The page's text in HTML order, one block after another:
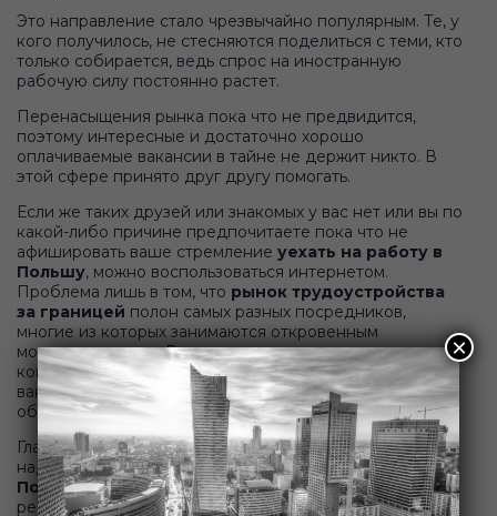
Это направление стало чрезвычайно популярным. Те, у
кого получилось, не стесняются поделиться с теми, кто
только собирается, ведь спрос на иностранную
рабочую силу постоянно растет.
Перенасыщения рынка пока что не предвидится,
поэтому интересные и достаточно хорошо
оплачиваемые вакансии в тайне не держит никто. В
этой сфере принято друг другу помогать.
Если же таких друзей или знакомых у вас нет или вы по
какой-либо причине предпочитаете пока что не
афишировать ваше стремление уехать на работу в
Польшу, можно воспользоваться интернетом.
Проблема лишь в том, что рынок трудоустройства
за границей полон самых разных посредников,
многие из которых занимаются откровенным
мошенничеством. Вам могут предложить платную
консультацию, пообещают высокооплачиваемую
вакансию, а в итоге окажется, что она уже занята. В
общем, следует быть очень осторожным.
Главное при решении данного вопроса - найти
надежнуюкомпанию по трудоустройству в
Польше, которая станет вашим консультантом и
реальным помощником. Мы с ответственностью
×